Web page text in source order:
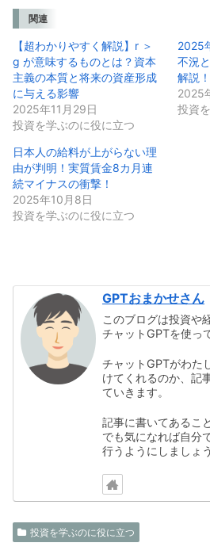
関連
【超わかりやすく解説】r ＞
g が意味するものとは？資本
主義の本質と将来の資産形成
に与える影響
2025年11月29日
投資を学ぶのに役に立つ
2025
不況
解説！
2025
投資
日本人の給料が上がらない理
由が判明！実質賃金8カ月連
続マイナスの衝撃！
2025年10月8日
投資を学ぶのに役に立つ
GPTおまかせさん
このブログは投資や
チャットGPTを使っ
チャットGPTがわた
けてくれるのか、記
ていきます。
記事に書いてあるこ
でも気になれば自分
行うようにしましょう
投資を学ぶのに役に立つ